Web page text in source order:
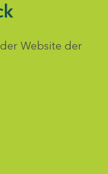
Website der
auswählen